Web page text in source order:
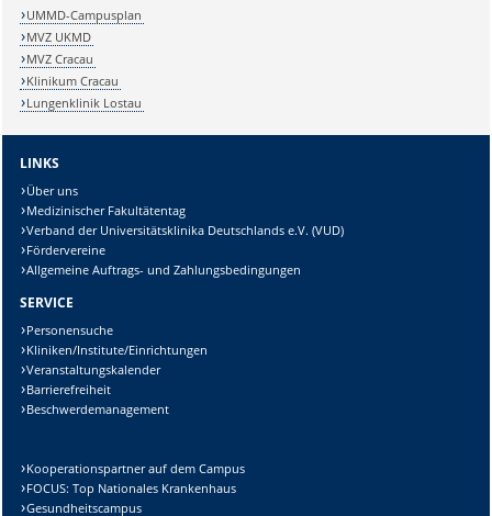
UMMD-Campusplan
MVZ UKMD
MVZ Cracau
Klinikum Cracau
Lungenklinik Lostau
LINKS
Über uns
Medizinischer Fakultätentag
Verband der Universitätsklinika Deutschlands e.V. (VUD)
Fördervereine
Allgemeine Auftrags- und Zahlungsbedingungen
SERVICE
Personensuche
Kliniken/Institute/Einrichtungen
Veranstaltungskalender
Barrierefreiheit
Beschwerdemanagement
Kooperationspartner auf dem Campus
FOCUS: Top Nationales Krankenhaus
Gesundheitscampus